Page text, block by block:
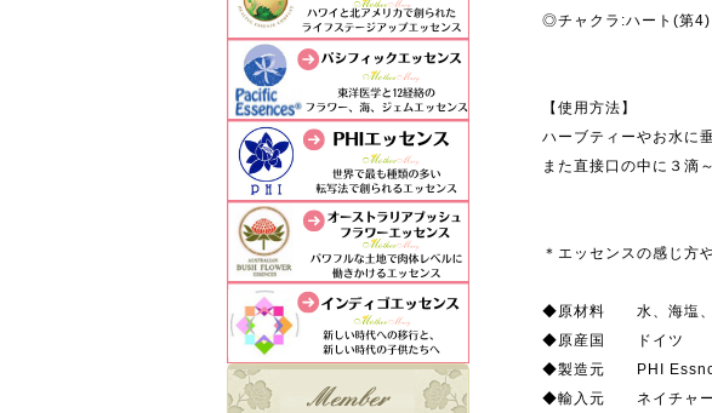
◎チャクラ:ハート(第
【使用方法】
ハーブティーやお水に
また直接口の中に３滴
＊エッセンスの感じ方
◆原材料 水、海塩、
◆原産国 ドイツ
◆製造元 PHI
◆輸入元 ネイチャー